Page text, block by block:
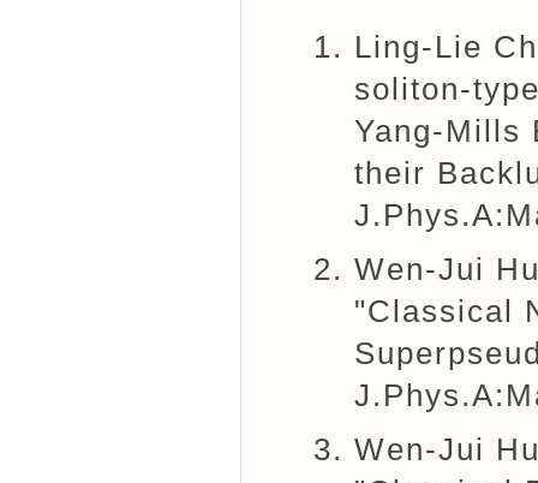
Ling-Lie
soliton-
Yang-Mills
their
Wen-Jui
"Classical
Wen-Jui